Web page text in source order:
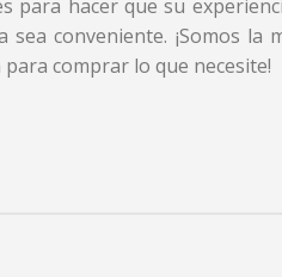
para hacer que su
sea conveniente. ¡Somos la
comprar lo que necesite!